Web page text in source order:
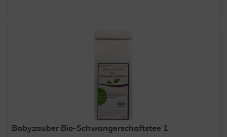
Babyzauber Bio-Schwangerschaftstee 1